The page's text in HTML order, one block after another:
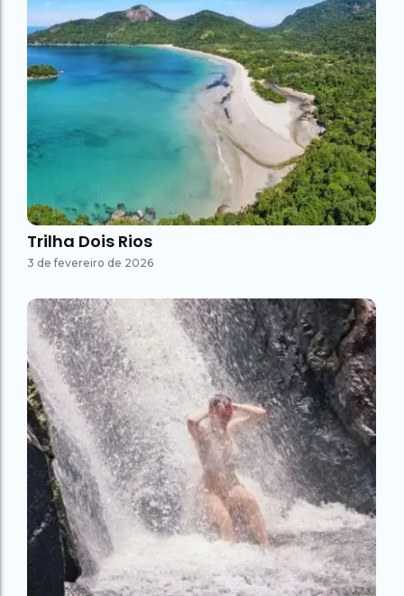
Trilha Dois Rios
3 de fevereiro de 2026